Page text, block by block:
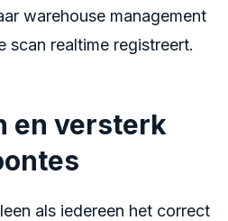
warehouse management
scan realtime registreert.
en versterk
als iedereen het correct